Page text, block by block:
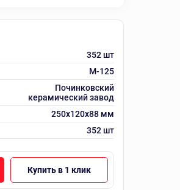
352 шт
M-125
Починковский
керамический завод
250х120х88 мм
352 шт
Купить в 1 клик